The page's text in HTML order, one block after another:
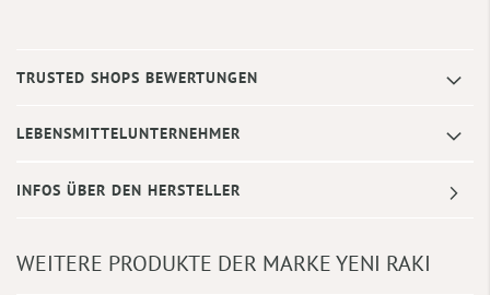
TRUSTED SHOPS BEWERTUNGEN
LEBENSMITTELUNTERNEHMER
INFOS ÜBER DEN HERSTELLER
WEITERE PRODUKTE DER MARKE YENI RAKI